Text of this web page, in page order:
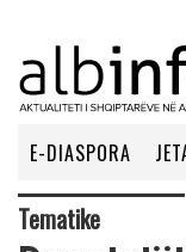
E-DIASPORA
Tematike